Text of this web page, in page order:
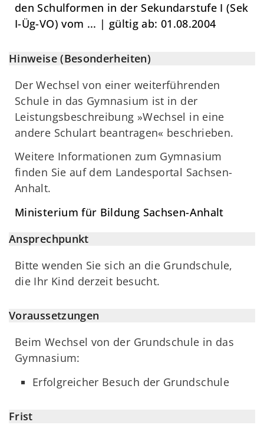
den Schulformen in der Sekundarstufe I (Sek
I-Üg-VO) vom ... | gültig ab: 01.08.2004
Hinweise (Besonderheiten)
Der Wechsel von einer weiterführenden
Schule in das Gymnasium ist in der
Leistungsbeschreibung »Wechsel in eine
andere Schulart beantragen« beschrieben.
Weitere Informationen zum Gymnasium
finden Sie auf dem Landesportal Sachsen-
Anhalt.
Ministerium für Bildung Sachsen-Anhalt
Ansprechpunkt
Bitte wenden Sie sich an die Grundschule,
die Ihr Kind derzeit besucht.
Voraussetzungen
Beim Wechsel von der Grundschule in das
Gymnasium:
Erfolgreicher Besuch der Grundschule
Frist